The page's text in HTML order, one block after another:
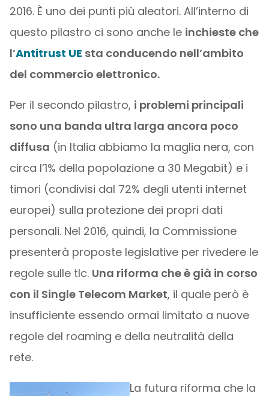
2016. È uno dei punti più aleatori. All’interno di
questo pilastro ci sono anche le inchieste che
l’Antitrust UE sta conducendo nell’ambito
del commercio elettronico.
Per il secondo pilastro, i problemi principali
sono una banda ultra larga ancora poco
diffusa (in Italia abbiamo la maglia nera, con
circa l’1% della popolazione a 30 Megabit) e i
timori (condivisi dal 72% degli utenti internet
europei) sulla protezione dei propri dati
personali. Nel 2016, quindi, la Commissione
presenterà proposte legislative per rivedere le
regole sulle tlc. Una riforma che è già in corso
con il Single Telecom Market, il quale però è
insufficiente essendo ormai limitato a nuove
regole del roaming e della neutralità della
rete.
La futura riforma che la